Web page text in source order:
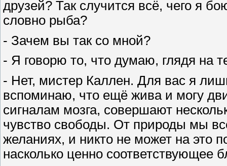
друзей? Так случится всё, чего я
словно рыба?
- Зачем вы так со мной?
- Я говорю то, что думаю, глядя на
- Нет, мистер Каллен. Для вас я
вспоминаю, что ещё жива и могу
сигналам мозга, совершают
чувство свободы. От природы мы
желаниях, и никто не может на это
насколько ценно соответствующее